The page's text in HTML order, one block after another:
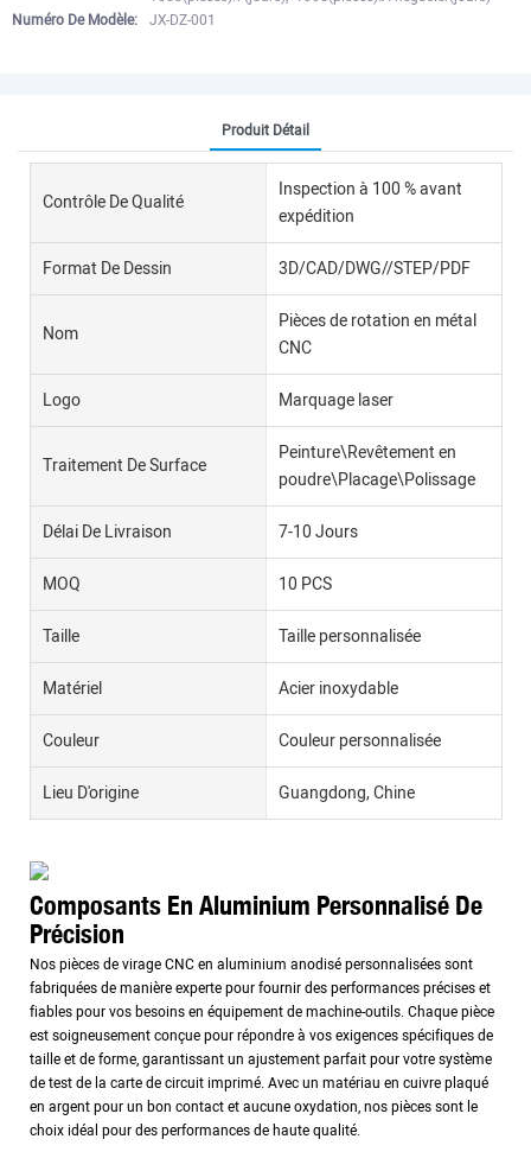
Numéro De Modèle: JX-DZ-001
Produit Détail
Contrôle De Qualité
Inspection à 100 % avant
expédition
Format De Dessin 3D/CAD/DWG//STEP/PDF
Nom
Pièces de rotation en métal
CNC
Logo Marquage laser
Traitement De Surface
Peinture\Revêtement en
poudre\Placage\Polissage
Délai De Livraison 7-10 Jours
MOQ 10 PCS
Taille Taille personnalisée
Matériel Acier inoxydable
Couleur Couleur personnalisée
Lieu D'origine Guangdong, Chine
Composants En Aluminium Personnalisé De
Précision
Nos pièces de virage CNC en aluminium anodisé personnalisées sont
fabriquées de manière experte pour fournir des performances précises et
fiables pour vos besoins en équipement de machine-outils. Chaque pièce
est soigneusement conçue pour répondre à vos exigences spécifiques de
taille et de forme, garantissant un ajustement parfait pour votre système
de test de la carte de circuit imprimé. Avec un matériau en cuivre plaqué
en argent pour un bon contact et aucune oxydation, nos pièces sont le
choix idéal pour des performances de haute qualité.